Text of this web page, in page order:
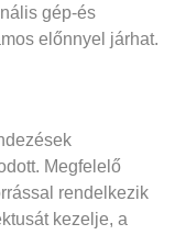
gép-és
előnnyel járhat.
Megfelelő
rendelkezik
kezelje, a